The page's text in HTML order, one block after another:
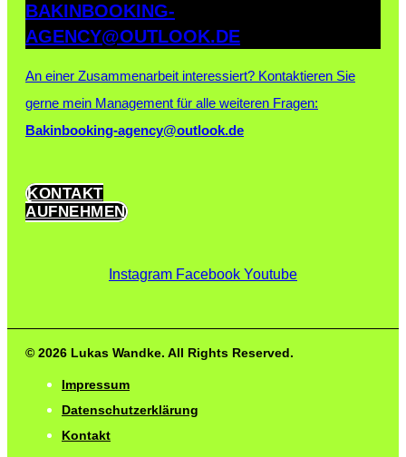
BAKINBOOKING-
AGENCY@OUTLOOK.DE
An einer Zusammenarbeit interessiert? Kontaktieren Sie
gerne mein Management für alle weiteren Fragen:
Bakinbooking-agency@outlook.de
KONTAKT
AUFNEHMEN
Instagram Facebook Youtube
© 2026 Lukas Wandke. All Rights Reserved.
Impressum
Datenschutzerklärung
Kontakt